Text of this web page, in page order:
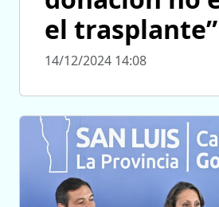
el trasplante”
14/12/2024 14:08